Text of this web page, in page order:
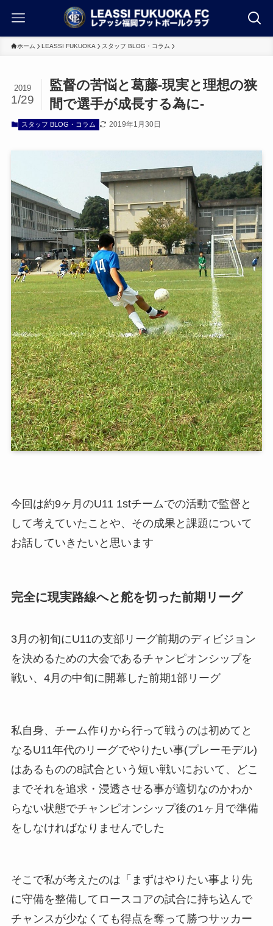
ホーム LEASSI FUKUOKA スタッフ BLOG・コラム
監督の苦悩と葛藤-現実と理想の狭
間で選手が成長する為に-
2019
1/29
スタッフ BLOG・コラム 2019年1月30日
今回は約9ヶ月のU11 1stチームでの活動で監督と
して考えていたことや、その成果と課題について
お話していきたいと思います
完全に現実路線へと舵を切った前期リーグ
3月の初旬にU11の支部リーグ前期のディビジョン
を決めるための大会であるチャンピオンシップを
戦い、4月の中旬に開幕した前期1部リーグ
私自身、チーム作りから行って戦うのは初めてと
なるU11年代のリーグでやりたい事(プレーモデル)
はあるものの8試合という短い戦いにおいて、どこ
までそれを追求・浸透させる事が適切なのかわか
らない状態でチャンピオンシップ後の1ヶ月で準備
をしなければなりませんでした
そこで私が考えたのは「まずはやりたい事より先
に守備を整備してロースコアの試合に持ち込んで
チャンスが少なくても得点を奪って勝つサッカー